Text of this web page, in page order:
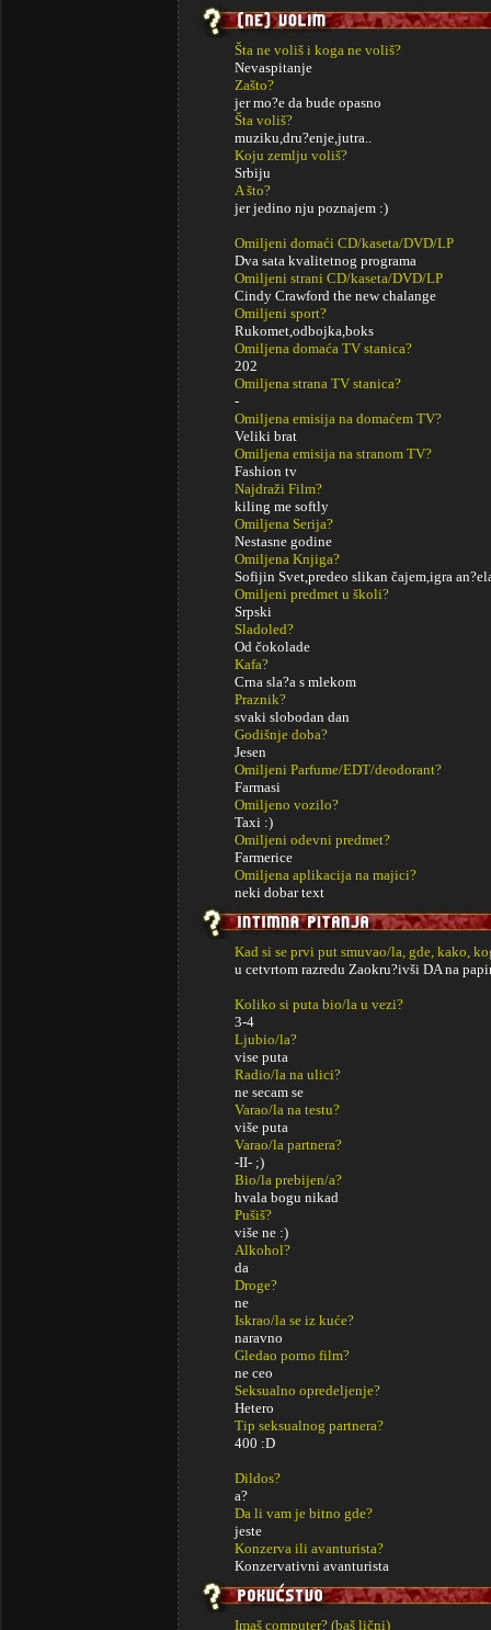
Šta ne voliš i koga ne voliš?
Nevaspitanje
Zašto?
jer mo?e da bude opasno
Šta voliš?
muziku,dru?enje,jutra..
Koju zemlju voliš?
Srbiju
A što?
jer jedino nju poznajem :)
Omiljeni domaći CD/kaseta/DVD/LP
Dva sata kvalitetnog programa
Omiljeni strani CD/kaseta/DVD/LP
Cindy Crawford the new chalange
Omiljeni sport?
Rukomet,odbojka,boks
Omiljena domaća TV stanica?
202
Omiljena strana TV stanica?
-
Omiljena emisija na domaćem TV?
Veliki brat
Omiljena emisija na stranom TV?
Fashion tv
Najdraži Film?
kiling me softly
Omiljena Serija?
Nestasne godine
Omiljena Knjiga?
Sofijin Svet,predeo slikan čajem,igra
Omiljeni predmet u školi?
Srpski
Sladoled?
Od čokolade
Kafa?
Crna sla?a s mlekom
Praznik?
svaki slobodan dan
Godišnje doba?
Jesen
Omiljeni Parfume/EDT/deodorant?
Farmasi
Omiljeno vozilo?
Taxi :)
Omiljeni odevni predmet?
Farmerice
Omiljena aplikacija na majici?
neki dobar text
Kad si se prvi put smuvao/la, gde, kako,
u cetvrtom razredu Zaokru?ivši DA na
Koliko si puta bio/la u vezi?
3-4
Ljubio/la?
vise puta
Radio/la na ulici?
ne secam se
Varao/la na testu?
više puta
Varao/la partnera?
-II- ;)
Bio/la prebijen/a?
hvala bogu nikad
Pušiš?
više ne :)
Alkohol?
da
Droge?
ne
Iskrao/la se iz kuće?
naravno
Gledao porno film?
ne ceo
Seksualno opredeljenje?
Hetero
Tip seksualnog partnera?
400 :D
Dildos?
a?
Da li vam je bitno gde?
jeste
Konzerva ili avanturista?
Konzervativni avanturista
Imaš computer? (baš lični)